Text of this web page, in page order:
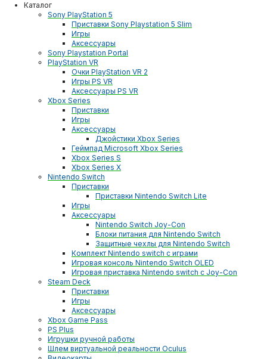
Каталог
Sony PlayStation 5
Приставки Sony Playstation 5 Slim
Игры
Аксессуары
Sony Playstation Portal
PlayStation VR
Очки PlayStation VR 2
Игры PS VR
Аксессуары PS VR
Xbox Series
Приставки
Игры
Аксессуары
Джойстики Xbox Series
Геймпад Microsoft Xbox Series
Xbox Series S
Xbox Series X
Nintendo Switch
Приставки
Приставки Nintendo Switch Lite
Игры
Аксессуары
Nintendo Switch Joy-Con
Блоки питания для Nintendo Switch
Защитные чехлы для Nintendo Switch
Комплект Nintendo switch с играми
Игровая консоль Nintendo Switch OLED
Игровая приставка Nintendo switch с Joy-Con
Steam Deck
Приставки
Игры
Аксессуары
Xbox Game Pass
PS Plus
Игрушки ручной работы
Шлем виртуальной реальности Oculus